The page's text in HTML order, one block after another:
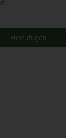
Hinzufügen